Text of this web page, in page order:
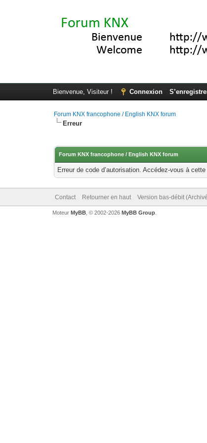
Bienvenue, Visiteur ! Connexion
Forum KNX francophone / English KNX forum
Erreur
Forum KNX francophone / English KNX forum
Erreur de code d’autorisation. Accédez-vous à
Contact Retourner en haut Version bas-débit
Moteur MyBB, © 2002-2026 MyBB Group.